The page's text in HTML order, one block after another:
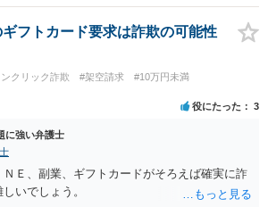
フトカード要求は詐欺の可能性
クリック詐欺 #架空請求
#10万円未満
役にたった 3
に強い弁護士
Ｅ、副業、ギフトカードがそろえば確実に詐
いでしょう。